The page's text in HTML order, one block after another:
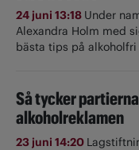
24 juni 13:18 Under
Alexandra Holm med
bästa tips på
Så tycker
alkoholreklamen
23 juni 14:20